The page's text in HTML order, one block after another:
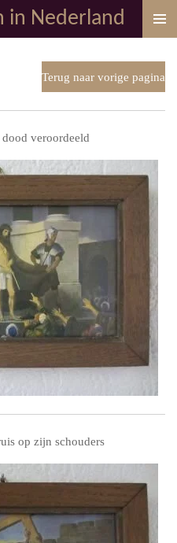
in Nederland
Terug naar vorige pagina
veroordeeld
op zijn schouders